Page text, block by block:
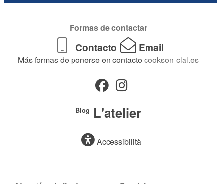
Formas de contactar
Contacto Email
Más formas de ponerse en contacto cookson-clal.es
Blog L'atelier
Accessibilità